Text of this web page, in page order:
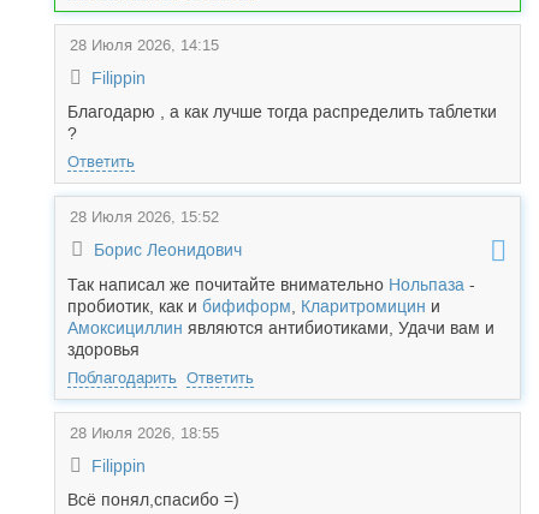
28 Июля 2026, 14:15
Filippin
Благодарю , а как лучше тогда распределить таблетки
?
Ответить
28 Июля 2026, 15:52
Борис Леонидович
Так написал же почитайте внимательно Нольпаза -
пробиотик, как и бифиформ Кларитромицин и
Амоксициллин являются антибиотиками, Удачи вам и
здоровья
Поблагодарить Ответить
28 Июля 2026, 18:55
Filippin
Всё понял,спасибо =)